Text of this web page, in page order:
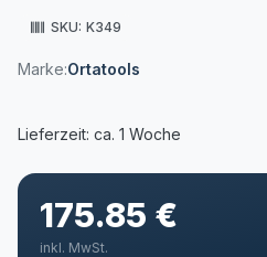
SKU: K349
Marke:Ortatools
175.85 €
inkl. MwSt.